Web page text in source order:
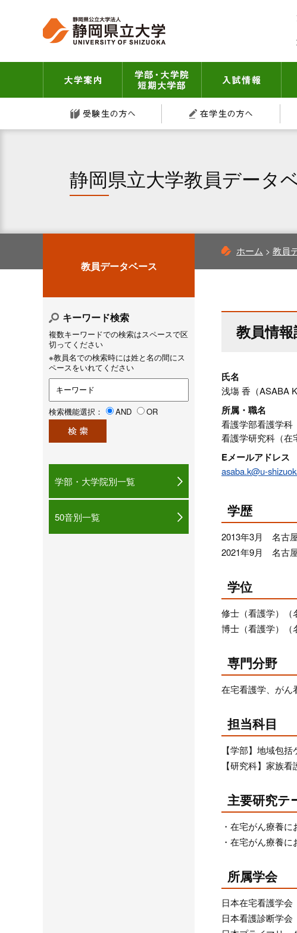
ル
シ
ナ
ョ
へ
静岡県立大学教員データ
ホーム > 教員
教員情
氏名
浅塲 香（ASABA
所属・職名
看護学部看護学科
看護学研究科（在
Eメールアドレス
asaba.k@u-
学歴
2013年3月 名古
2021年9月 名古
学位
修士（看護学）（
博士（看護学）（
専門分野
在宅看護学、がん
担当科目
【学部】地域包
【研究科】家族
主要研究テ
在宅がん療養に
在宅がん療養に
所属学会
日本在宅看護学会
日本看護診断学会
教員データベース
キーワード検索
複数キーワードでの検索はスペースで区
切ってください
※教員名での検索時には姓と名の間にス
ペースをいれてください
検索機能選択： AND OR
学部・大学院別一覧
50音別一覧